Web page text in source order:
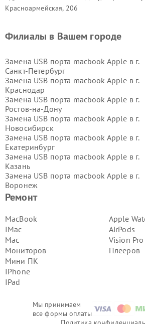
Красноармейская, 206
Мы принимаем
все формы оплаты
Ремонт
MacBook
IMac
Mac
Мониторов
Мини ПК
IPhone
IPad
Apple
AirPods
Vision Pro
Плееров
Филиалы в Вашем городе
Замена USB порта macbook Apple в г.
Санкт-Петербург
Замена USB порта macbook Apple в г.
Краснодар
Замена USB порта macbook Apple в г.
Ростов-на-Дону
Замена USB порта macbook Apple в г.
Новосибирск
Замена USB порта macbook Apple в г.
Екатеринбург
Замена USB порта macbook Apple в г.
Казань
Замена USB порта macbook Apple в г.
Воронеж
Замена USB порта macbook Apple в г.
Замена USB порта macbook Apple в г.
Самара
Замена USB порта macbook Apple в г.
Пермь
Замена USB порта macbook Apple в г.
Красноярск
Замена USB порта macbook Apple в г.
Ижевск
Челябинск
Замена USB порта macbook Apple в г.